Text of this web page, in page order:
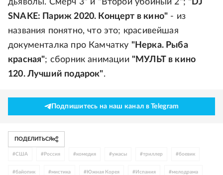
дьяволы. Смерч 3" и "Второй убойный 2"; "DJ
SNAKE: Париж 2020. Концерт в кино" - из
названия понятно, что это; красивейшая
документалка про Камчатку "Нерка. Рыба
красная"; сборник анимации "МУЛЬТ в кино
120. Лучший подарок".
Подпишитесь на наш канал в Telegram
ПОДЕЛИТЬСЯ
#США # Россия #комедия #ужасы #триллер #боевик
#байопик #мистика # Южная Корея # Испания #мелодрама